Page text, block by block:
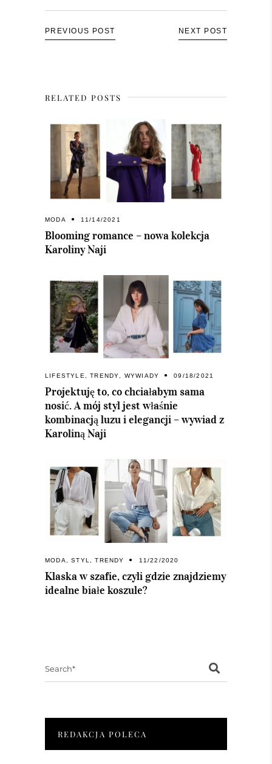
PREVIOUS POST NEXT POST
RELATED POSTS
MODA 11/14/2021
Blooming romance – nowa kolekcja
Karoliny Naji
LIFESTYLE,TRENDY, WYWIADY 09/18/2021
Projektuję to, co chciałabym sama
nosić. A mój styl jest właśnie
kombinacją luzu i elegancji – wywiad z
Karoliną Naji
MODA ,STYL ,TRENDY 11/22/2020
Klaska w szafie, czyli gdzie znajdziemy
idealne białe koszule?
REDAKCJA POLECA